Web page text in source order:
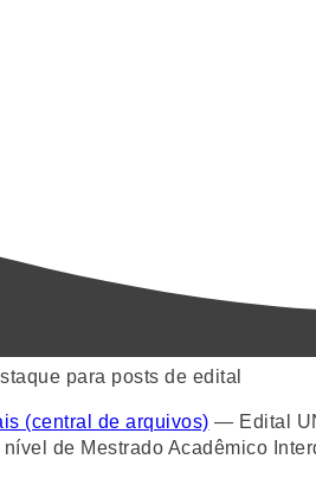
(central de arquivos) — Edital
de Mestrado Acadêmico